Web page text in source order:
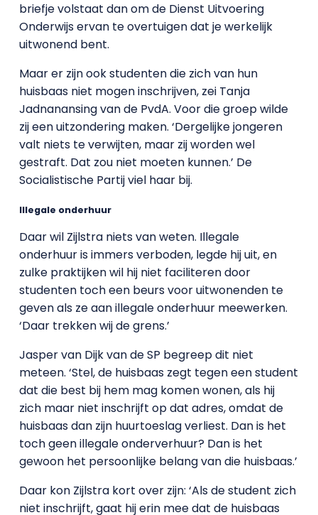
briefje volstaat dan om de Dienst Uitvoering
Onderwijs ervan te overtuigen dat je werkelijk
uitwonend bent.
Maar er zijn ook studenten die zich van hun
huisbaas niet mogen inschrijven, zei Tanja
Jadnanansing van de PvdA. Voor die groep wilde
zij een uitzondering maken. ‘Dergelijke jongeren
valt niets te verwijten, maar zij worden wel
gestraft. Dat zou niet moeten kunnen.’ De
Socialistische Partij viel haar bij.
Illegale onderhuur
Daar wil Zijlstra niets van weten. Illegale
onderhuur is immers verboden, legde hij uit, en
zulke praktijken wil hij niet faciliteren door
studenten toch een beurs voor uitwonenden te
geven als ze aan illegale onderhuur meewerken.
‘Daar trekken wij de grens.’
Jasper van Dijk van de SP begreep dit niet
meteen. ‘Stel, de huisbaas zegt tegen een student
dat die best bij hem mag komen wonen, als hij
zich maar niet inschrijft op dat adres, omdat de
huisbaas dan zijn huurtoeslag verliest. Dan is het
toch geen illegale onderverhuur? Dan is het
gewoon het persoonlijke belang van die huisbaas.’
Daar kon Zijlstra kort over zijn: ‘Als de student zich
niet inschrijft, gaat hij erin mee dat de huisbaas